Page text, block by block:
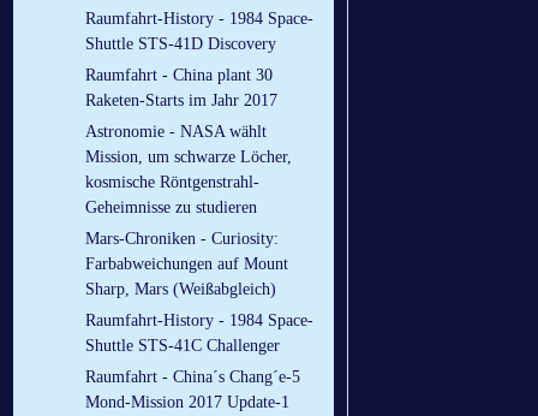
Raumfahrt-History - 1984 Space-
Shuttle STS-41D Discovery
Raumfahrt - China plant 30
Raketen-Starts im Jahr 2017
Astronomie - NASA wählt
Mission, um schwarze Löcher,
kosmische Röntgenstrahl-
Geheimnisse zu studieren
Mars-Chroniken - Curiosity:
Farbabweichungen auf Mount
Sharp, Mars (Weißabgleich)
Raumfahrt-History - 1984 Space-
Shuttle STS-41C Challenger
Raumfahrt - China´s Chang´e-5
Mond-Mission 2017 Update-1